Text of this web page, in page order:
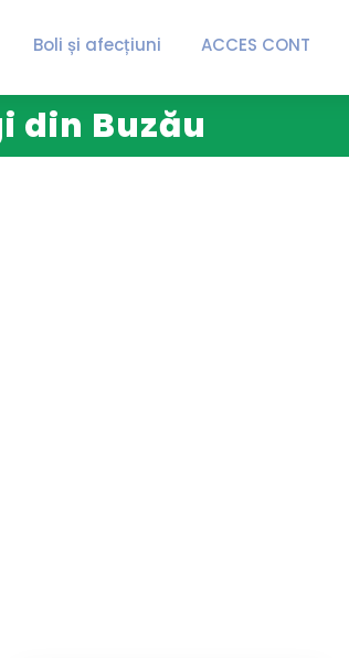
Boli și afecțiuni ACCES CONT
din Buzău